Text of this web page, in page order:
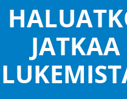
JATKAA